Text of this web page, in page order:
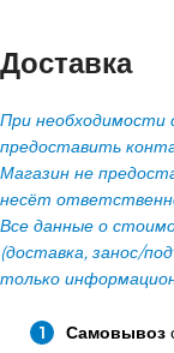
Доставка
При необходимости
предоставить
Магазин не
несёт
Все данные о
(доставка, занос/
только
Самовывоз